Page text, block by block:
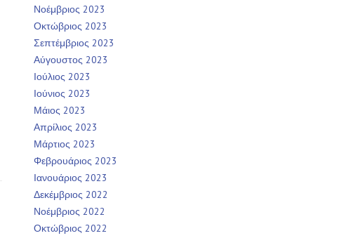
Νοέμβριος 2023
Οκτώβριος 2023
Σεπτέμβριος 2023
Αύγουστος 2023
Ιούλιος 2023
Ιούνιος 2023
Μάιος 2023
Απρίλιος 2023
Μάρτιος 2023
Φεβρουάριος 2023
Ιανουάριος 2023
Δεκέμβριος 2022
Νοέμβριος 2022
Οκτώβριος 2022